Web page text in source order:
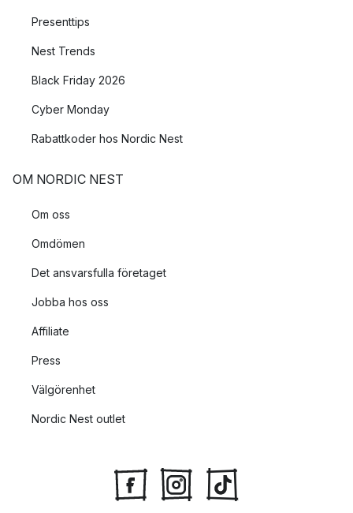
Presenttips
Nest Trends
Black Friday 2026
Cyber Monday
Rabattkoder hos Nordic Nest
OM NORDIC NEST
Om oss
Omdömen
Det ansvarsfulla företaget
Jobba hos oss
Affiliate
Press
Välgörenhet
Nordic Nest outlet